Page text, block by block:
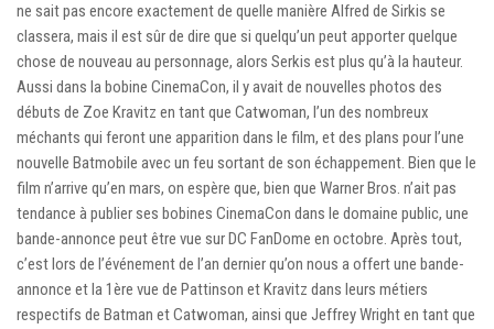
ne sait pas encore exactement de quelle manière Alfred de Sirkis se
classera, mais il est sûr de dire que si quelqu’un peut apporter quelque
chose de nouveau au personnage, alors Serkis est plus qu’à la hauteur.
Aussi dans la bobine CinemaCon, il y avait de nouvelles photos des
débuts de Zoe Kravitz en tant que Catwoman, l’un des nombreux
méchants qui feront une apparition dans le film, et des plans pour l’une
nouvelle Batmobile avec un feu sortant de son échappement. Bien que le
film n’arrive qu’en mars, on espère que, bien que Warner Bros. n’ait pas
tendance à publier ses bobines CinemaCon dans le domaine public, une
bande-annonce peut être vue sur DC FanDome en octobre. Après tout,
c’est lors de l’événement de l’an dernier qu’on nous a offert une bande-
annonce et la 1ère vue de Pattinson et Kravitz dans leurs métiers
respectifs de Batman et Catwoman, ainsi que Jeffrey Wright en tant que